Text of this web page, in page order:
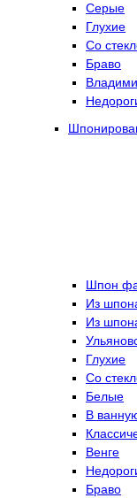
Серые
Глухие
Со
Браво
Шпон
Из
Из
Глухие
Со
Белые
В
Венге
Браво